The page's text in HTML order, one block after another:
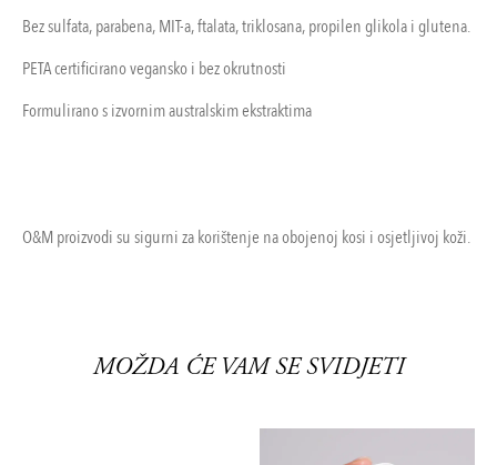
Bez sulfata, parabena, MIT-a, ftalata, triklosana, propilen glikola i glutena.
PETA certificirano vegansko i bez okrutnosti
Formulirano s izvornim australskim ekstraktima
O&M proizvodi su sigurni za korištenje na obojenoj kosi i osjetljivoj koži.
MOŽDA ĆE VAM SE SVIDJETI